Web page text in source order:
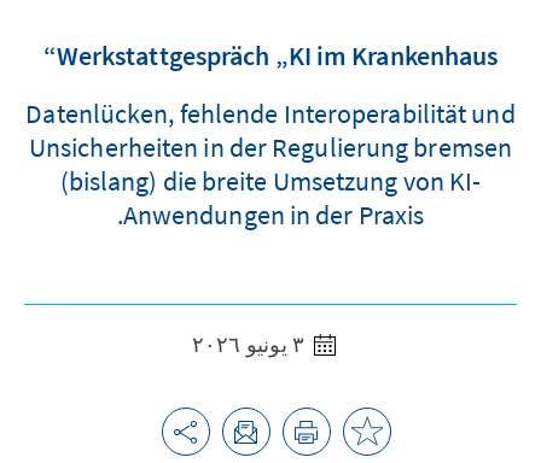
Werkstattgespräch „KI im Krankenhaus“
Datenlücken, fehlende Interoperabilität und
Unsicherheiten in der Regulierung bremsen
(bislang) die breite Umsetzung von KI-
Anwendungen in der Praxis.